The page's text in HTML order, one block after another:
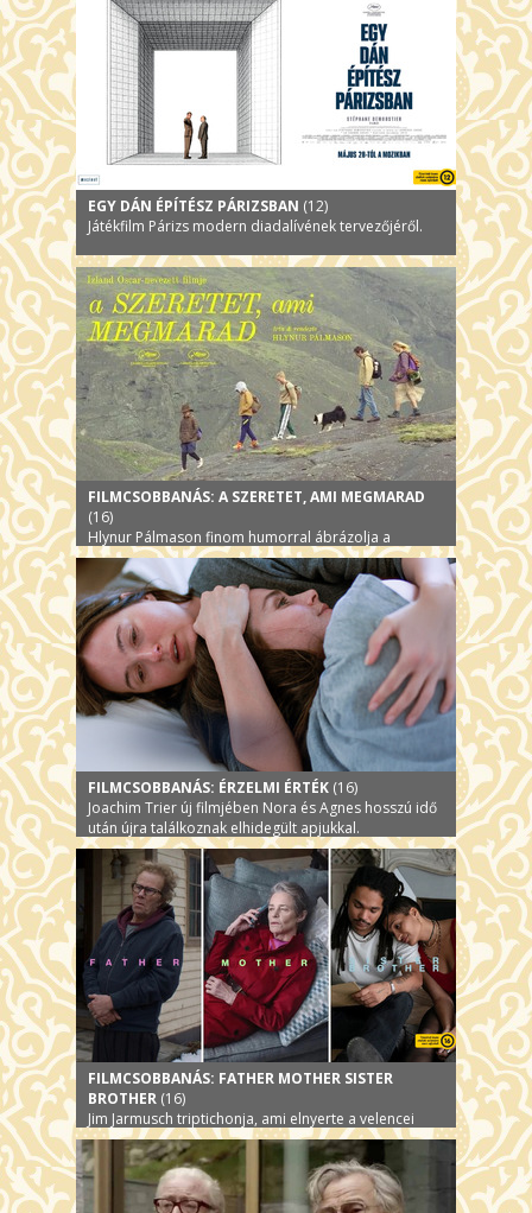
EGY DÁN ÉPÍTÉSZ PÁRIZSBAN (12)
Játékfilm Párizs modern diadalívének tervezőjéről.
FILMCSOBBANÁS: A SZERETET, AMI MEGMARAD
(16)
Hlynur Pálmason finom humorral ábrázolja a
természetet és az emberi kapcsolatokat
FILMCSOBBANÁS: ÉRZELMI ÉRTÉK (16)
Joachim Trier új filmjében Nora és Agnes hosszú idő
után újra találkoznak elhidegült apjukkal.
FILMCSOBBANÁS: FATHER MOTHER SISTER
BROTHER (16)
Jim Jarmusch triptichonja, ami elnyerte a velencei
filmfesztivál fődíját, az Arany Oroszlánt!